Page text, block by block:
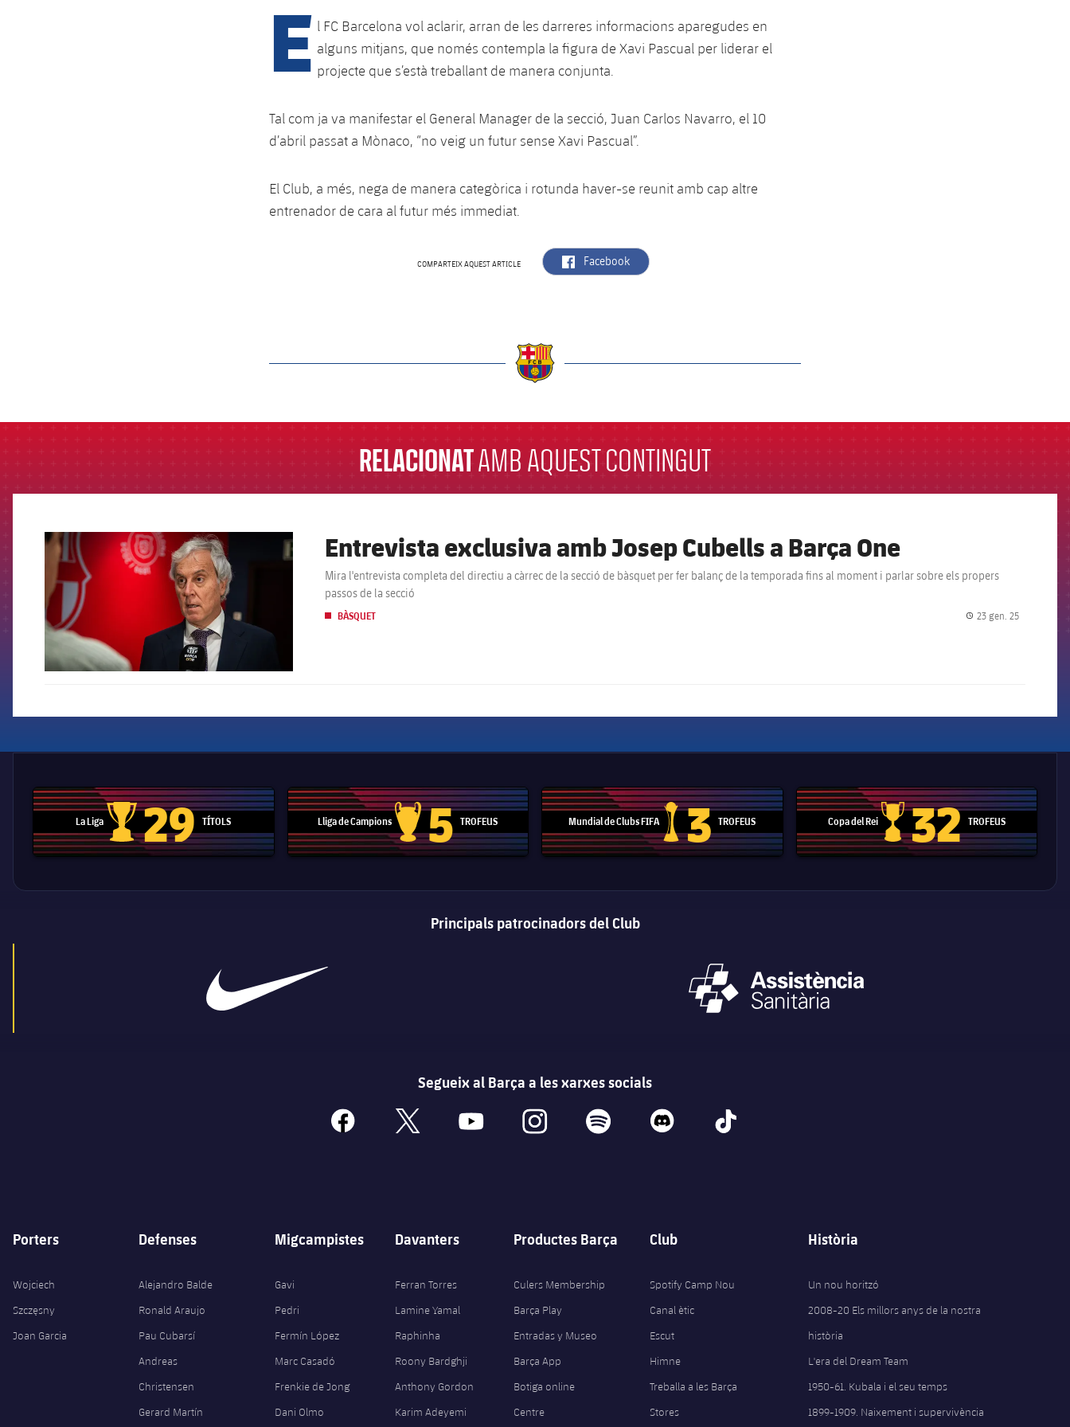
E l FC Barcelona vol aclarir, arran de les darreres informacions aparegudes en
alguns mitjans, que només contempla la figura de Xavi Pascual per liderar el
projecte que s’està treballant de manera conjunta.
Tal com ja va manifestar el General Manager de la secció, Juan Carlos Navarro, el 10
d’abril passat a Mònaco, “no veig un futur sense Xavi Pascual”.
El Club, a més, nega de manera categòrica i rotunda haver-se reunit amb cap altre
entrenador de cara al futur més immediat.
COMPARTEIX AQUEST ARTICLE label.aria.facebook
Facebook
RELACIONATAMB AQUEST CONTINGUT
FCB Barcelona badge Entrevista exclusiva amb Josep Cubells a Barça One
Mira l'entrevista completa del directiu a càrrec de la secció de bàsquet per fer balanç de la temporada fins al moment i parlar sobre els propers
passos de la secció
BÀSQUET 23 gen. 25
La Liga
Trofeu de la Liga
29 TÍTOLS Lliga de Campions
Trofeu de la Lliga de Campions
5 TROFEUS Mundial de Clubs FIFA
Trofeu del Mundial de Clubs
3 TROFEUS Copa del Rei
Copa del Rei
32 TROFEUS
Principals patrocinadors del Club
Segueix al Barça a les xarxes socials
facebook x youtube instagram spotify discord tiktok
Porters
Wojciech
Szczęsny
Joan Garcia
Defenses
Alejandro Balde
Ronald Araujo
Pau Cubarsí
Andreas
Christensen
Gerard Martín
Migcampistes
Gavi
Pedri
Fermín López
Marc Casadó
Frenkie de Jong
Dani Olmo
Davanters
Ferran Torres
Lamine Yamal
Raphinha
Roony Bardghji
Anthony Gordon
Karim Adeyemi
Productes Barça
Culers Membership
Barça Play
Entradas y Museo
Barça App
Botiga online
Centre
Club
Spotify Camp Nou
Canal ètic
Escut
Himne
Treballa a les Barça
Stores
Història
Un nou horitzó
2008-20 Els millors anys de la nostra
història
L'era del Dream Team
1950-61. Kubala i el seu temps
1899-1909. Naixement i supervivència